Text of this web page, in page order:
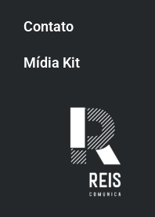
Contato
Mídia Kit